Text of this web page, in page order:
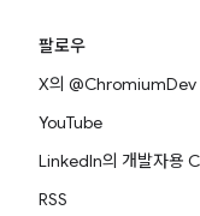
팔로우
X의 @ChromiumDev
YouTube
LinkedIn의 개발자용
RSS